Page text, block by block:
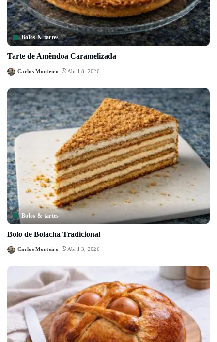
Bolos & tartes
Tarte de Amêndoa Caramelizada
Posted
Carlos Monteiro Abril 8, 2026
Bolos & tartes
Bolo de Bolacha Tradicional
Posted
Carlos Monteiro Abril 3, 2026